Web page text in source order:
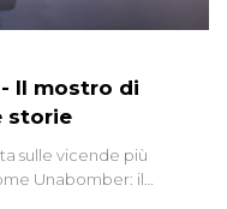
Il mostro di
storie
sulle vicende più
Unabomber: il